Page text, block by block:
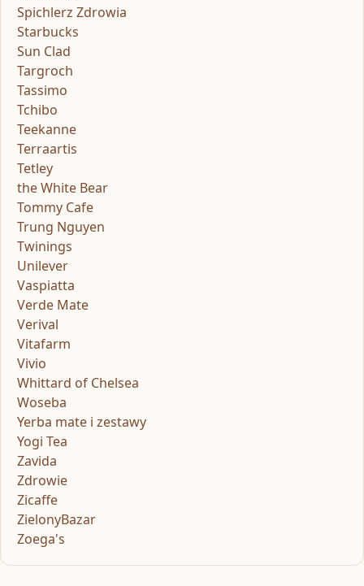
Spichlerz Zdrowia
Starbucks
Sun Clad
Targroch
Tassimo
Tchibo
Teekanne
Terraartis
Tetley
the White Bear
Tommy Cafe
Trung Nguyen
Twinings
Unilever
Vaspiatta
Verde Mate
Verival
Vitafarm
Vivio
Whittard of Chelsea
Woseba
Yerba mate i zestawy
Yogi Tea
Zavida
Zdrowie
Zicaffe
ZielonyBazar
Zoega's